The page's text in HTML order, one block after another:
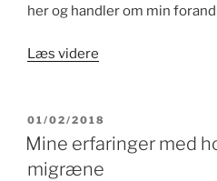
her og handler om min
Læs videre
ved
at
blive
UDGIVET
DEN
01/02/2018
Mine erfaringer med
migræne